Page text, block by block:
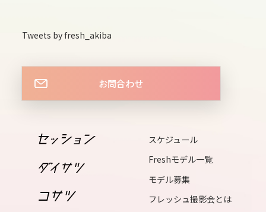
13
14
15
sun
16
Tweets by fresh_akiba
お問合わせ
スケジュール
Freshモデル一覧
モデル募集
フレッシュ撮影会とは